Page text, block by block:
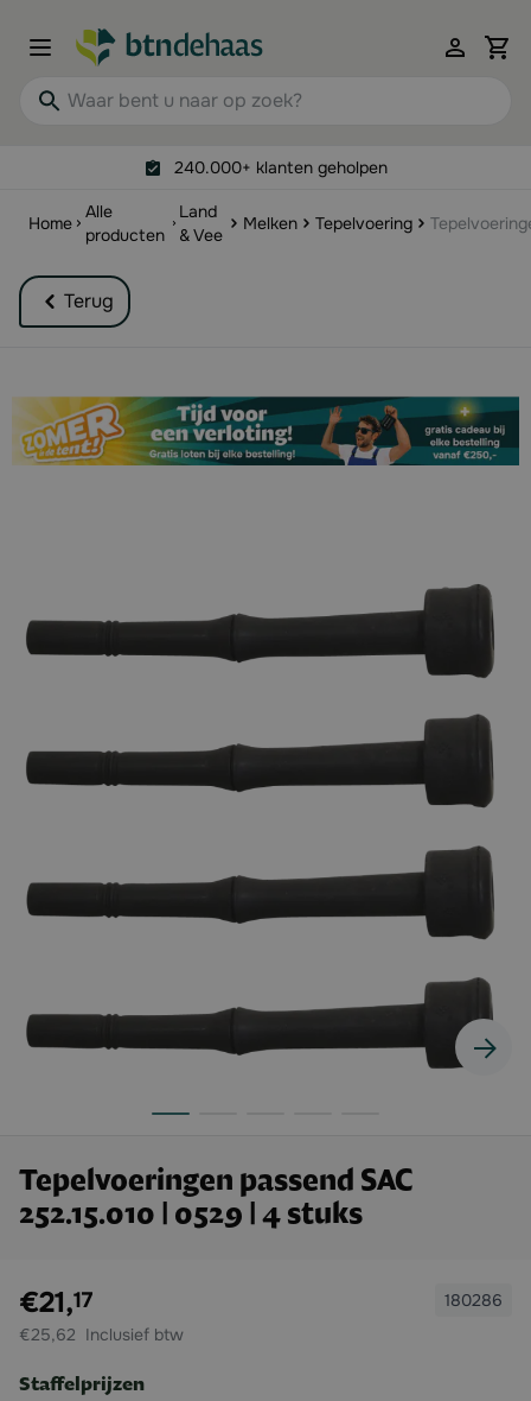
Waar bent u naar op zoek?
240.000+ klanten geholpen
Home
Alle
producten
Land
& Vee
Melken Tepelvoering
Terug
Tepelvoeringen passend SAC
252.15.010 | 0529 | 4 stuks
Exclusief btw:
€21,17
€25,62
180286
Staffelprijzen